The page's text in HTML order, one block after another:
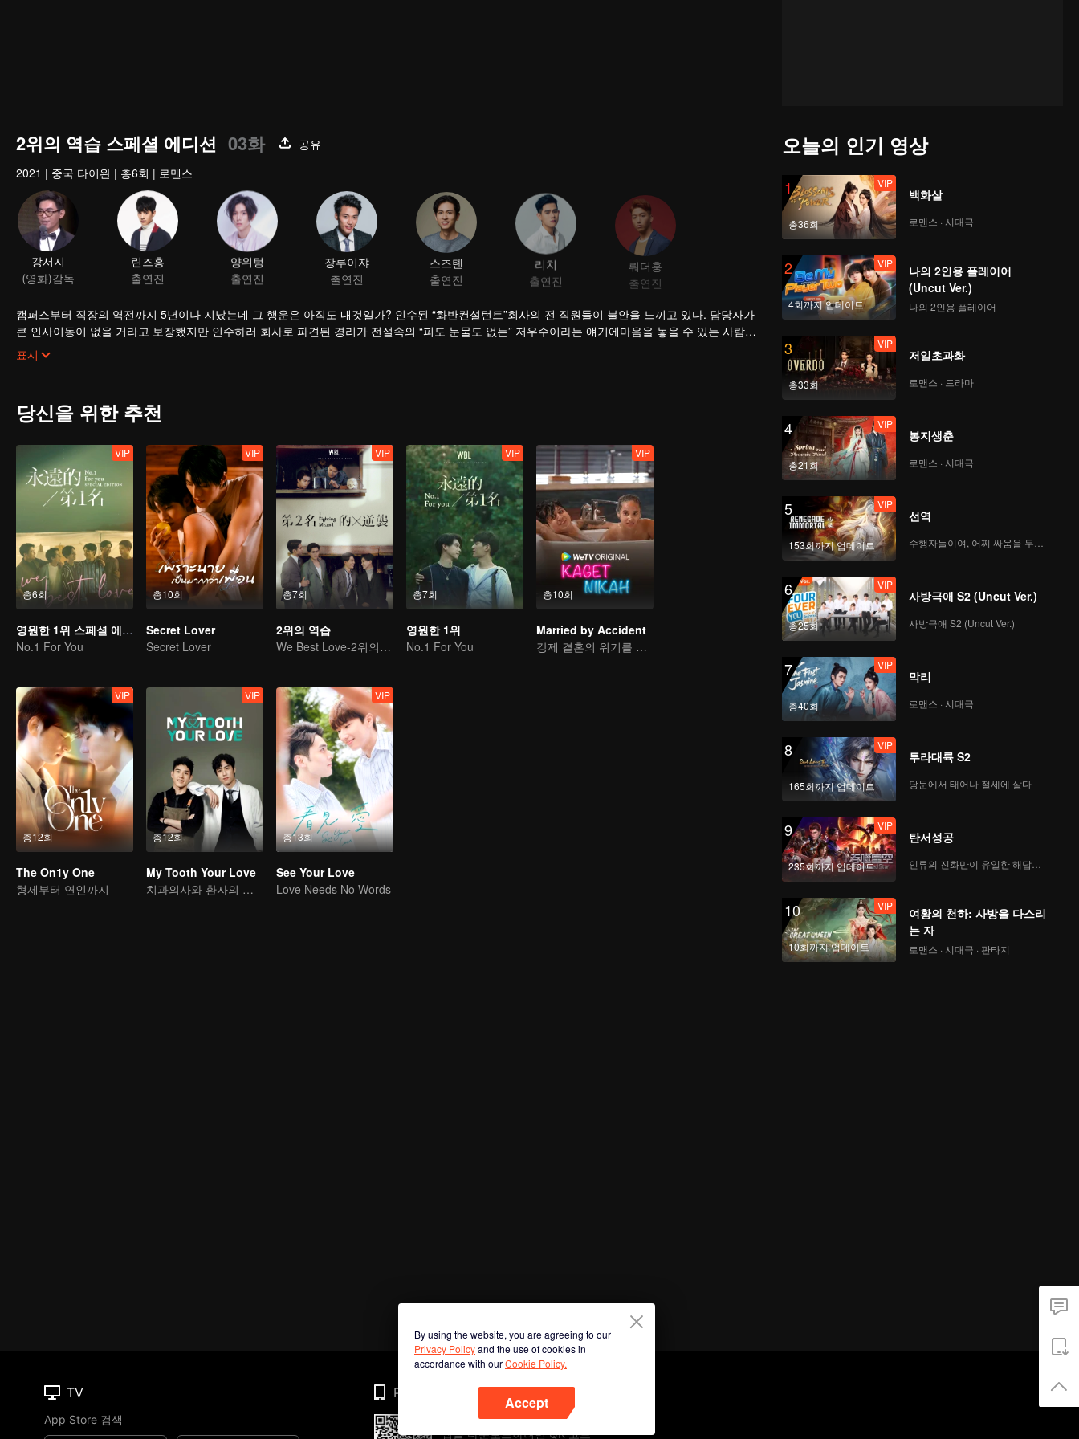
2위의 역습 스페셜 에디션 03화
공유
2021 | 중국 타이완 | 총6회 | 로맨스
강서지
(영화)감독
린즈홍
출연진
양위텅
출연진
장루이쟈
출연진
스즈톈
출연진
리치
출연진
뤄더훙
출연진
캠퍼스부터 직장의 역전까지 5년이나 지났는데 그 행운은 아직도 내것일가? 인수된 “화반컨설턴트”회사의 전 직원들이 불안을 느끼고 있다. 담당자가
큰 인사이동이 없을 거라고 보장했지만 인수하러 회사로 파견된 경리가 전설속의 “피도 눈물도 없는” 저우수이라는 얘기에마음을 놓을 수 있는 사람이
없다.
저우수이는 여유 넘치는 가오스더를 노여보았다. 5년 동안 소년은 남자로 성장하였고 저우수이도 어린 시절의 감정을 알아차리고 드디어 이 마음을 포
기하기로 한다. 하지만 5년 후, 원수는 외나무다리에서 만난다더니 가오스더가 자신이 인수할 회사의 사장님일 줄이야. 매정하고 양심도 없는 그놈에게
표시
당신을 위한 추천
총6회
VIP
영원한 1위 스페셜 에디션
No.1 For You
총10회
VIP
Secret Lover
Secret Lover
총7회
VIP
2위의 역습
We Best Love-2위의 역습
총7회
VIP
영원한 1위
No.1 For You
총10회
VIP
Married by Accident
강제 결혼의 위기를 넘을 수 있을까?
총12회
VIP
The On1y One
형제부터 연인까지
총12회
VIP
My Tooth Your Love
치과의사와 환자의 사랑 이야기
총13회
VIP
See Your Love
Love Needs No Words
오늘의 인기 영상
1
총36회
VIP
백화살
로맨스 · 시대극
2
4회까지 업데이트
VIP
나의 2인용 플레이어
(Uncut Ver.)
나의 2인용 플레이어
3
총33회
VIP
저일초과화
로맨스 · 드라마
4
총21회
VIP
봉지생춘
로맨스 · 시대극
5
153회까지 업데이트
VIP
선역
6
총25회
VIP
사방극애 S2 (Uncut Ver.)
사방극애 S2 (Uncut Ver.)
7
총40회
VIP
막리
로맨스 · 시대극
8
165회까지 업데이트
VIP
투라대륙 S2
당문에서 태어나 절세에 살다
9
235회까지 업데이트
VIP
탄서성공
인류의 진화만이 유일한 해답이다
10
10회까지 업데이트
VIP
여황의 천하: 사방을 다스리
는 자
로맨스 · 시대극 · 판타지
By using the website, you are agreeing to our
Privacy Policyand the use of cookies in
accordance with ourCookie Policy.
Accept
TV
App Store 검색
Phone
앱을 다운로드하려면 QR 코드